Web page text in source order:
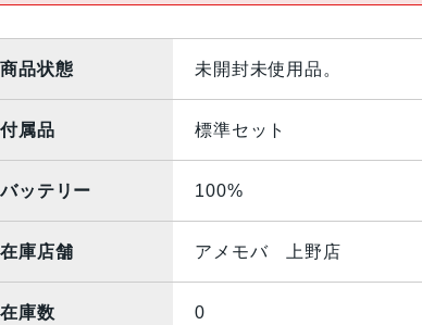
商品状態 未開封未使用品。
付属品 標準セット
バッテリー 100%
在庫店舗 アメモバ 上野店
在庫数 0